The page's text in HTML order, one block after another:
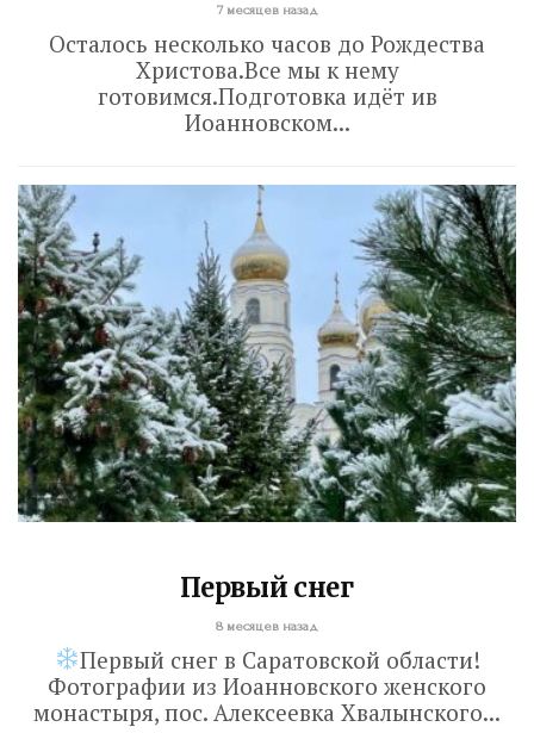
7 месяцев назад
Осталось несколько часов до Рождества
Христова.Все мы к нему
готовимся.Подготовка идёт ив
Иоанновском...
Первый снег
8 месяцев назад
Первый снег в Саратовской области!
Фотографии из Иоанновского женского
монастыря, пос. Алексеевка Хвалынского...